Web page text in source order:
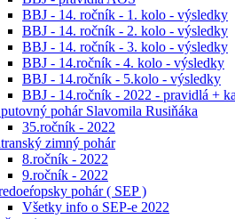
BBJ - 14. ročník - 1. kolo - výsledky
BBJ - 14. ročník - 2. kolo - výsledky
BBJ - 14. ročník - 3. kolo - výsledky
BBJ - 14.ročník - 4. kolo - výsledky
BBJ - 14.ročník - 5.kolo - výsledky
BBJ - 14.ročník - 2022 - pravidlá +
pohár Slavomila Rusiňáka
35.ročník - 2022
zimný pohár
8.ročník - 2022
9.ročník - 2022
pohár ( SEP )
Všetky info o SEP-e 2022